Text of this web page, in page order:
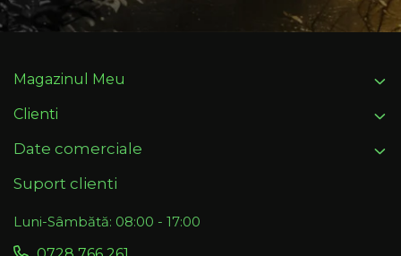
Magazinul Meu
Clienti
Date comerciale
Suport clienti
Luni-Sâmbătă: 08:00 - 17:00